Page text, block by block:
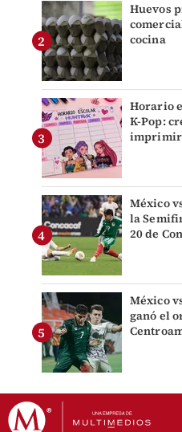
Huevos
cocina
Horario
K-Pop:
imprimir
México
la
20 de
México
ganó el